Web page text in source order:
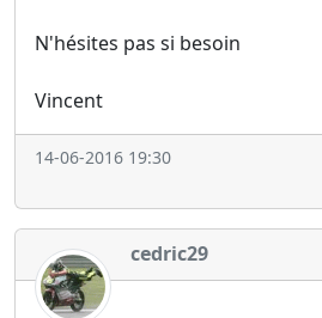
N'hésites pas si besoin
Vincent
14-06-2016 19:30
cedric29